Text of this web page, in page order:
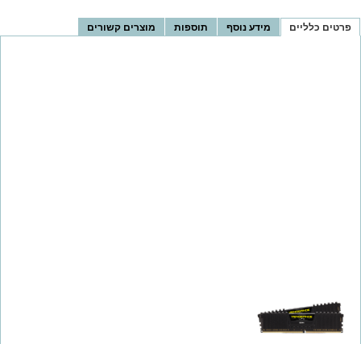
פרטים כלליים מידע נוסף תוספות מוצרים קשורים